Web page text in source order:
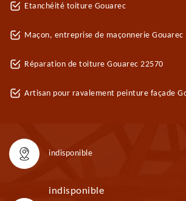
Etanchéité toiture Gouarec
Maçon, entreprise de maçonnerie Gouarec
Réparation de toiture Gouarec 22570
Artisan pour ravalement peinture façade
indisponible
indisponible